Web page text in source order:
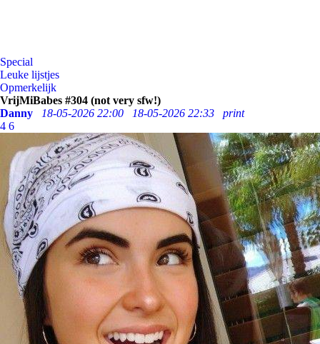
Special
Leuke lijstjes
Opmerkelijk
VrijMiBabes #304 (not very sfw!)
Danny
18-05-2026 22:00 18-05-2026 22:33
print
4 6